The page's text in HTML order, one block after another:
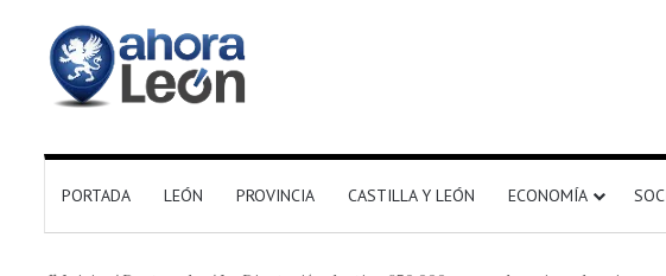
PORTADA LEÓN PROVINCIA CASTILLA Y LEÓN ECONOMÍA